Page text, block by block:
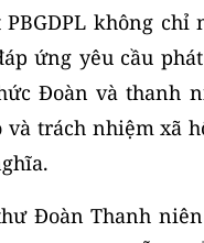
không
ứng yêu cầu
Đoàn và thanh
trách nhiệm xã
Đoàn Thanh